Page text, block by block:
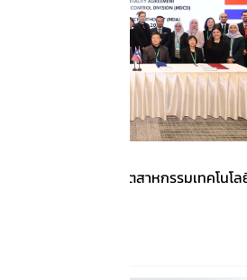
เปิดภารกิจของสมาคมอุตสาหกรรมเทคโนโ